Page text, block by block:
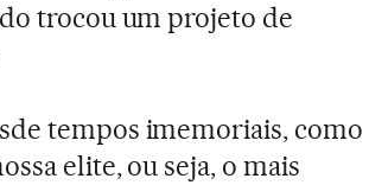
trocou um projeto de
tempos imemoriais, como
elite, ou seja, o mais